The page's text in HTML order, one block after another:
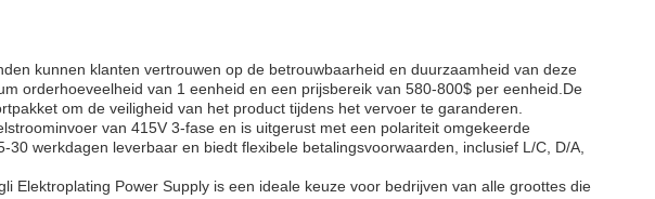
kunnen klanten vertrouwen op de betrouwbaarheid en duurzaamheid van deze
orderhoeveelheid van 1 eenheid en een prijsbereik van 580-800$ per eenheid.De
om de veiligheid van het product tijdens het vervoer te garanderen.
van 415V 3-fase en is uitgerust met een polariteit omgekeerde
werkdagen leverbaar en biedt flexibele betalingsvoorwaarden, inclusief L/C, D/A,
Elektroplating Power Supply is een ideale keuze voor bedrijven van alle groottes die